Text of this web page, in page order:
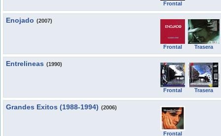
Frontal
Enojado (2007)
Frontal Trasera
Entrelineas (1990)
Frontal Trasera
Grandes Exitos (1988-1994) (2006)
Frontal